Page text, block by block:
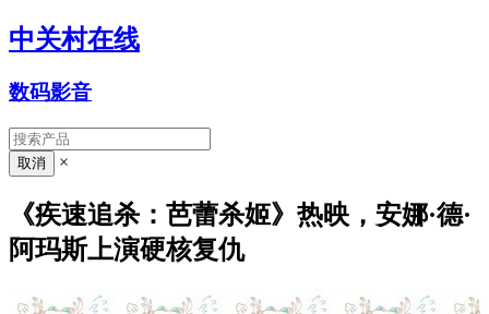
中关村在线
数码影音
×
《疾速追杀：芭蕾杀姬》热映，安娜·德·
阿玛斯上演硬核复仇